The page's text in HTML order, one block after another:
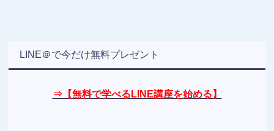
LINE＠で今だけ無料プレゼント
⇒【無料で学べるLINE講座を始める】